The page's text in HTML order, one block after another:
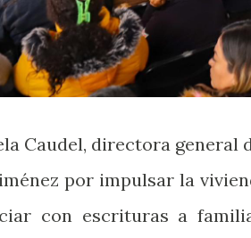
Caudel, directora general
por impulsar la
con escrituras a